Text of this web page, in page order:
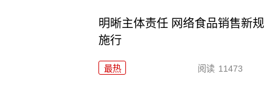
明晰主体责任 网络食品销售新规
施行
最热 阅读 11473